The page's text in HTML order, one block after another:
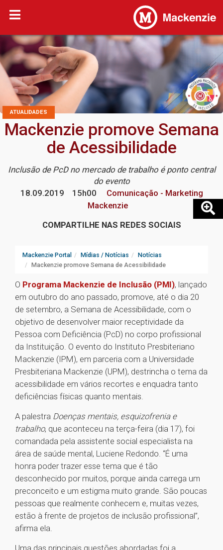
ATUALIDADES
Mackenzie promove Semana
de Acessibilidade
Inclusão de PcD no mercado de trabalho é ponto central
do evento
18.09.2019
15h00
Comunicação - Marketing
Mackenzie
COMPARTILHE NAS REDES SOCIAIS
Mackenzie Portal Mídias / Notícias
Notícias
Mackenzie promove Semana de Acessibilidade
O Programa Mackenzie de Inclusão (PMI), lançado
em outubro do ano passado, promove, até o dia 20
de setembro, a Semana de Acessibilidade, com o
objetivo de desenvolver maior receptividade da
Pessoa com Deficiência (PcD) no corpo profissional
da Instituição. O evento do Instituto Presbiteriano
Mackenzie (IPM), em parceria com a Universidade
Presbiteriana Mackenzie (UPM), destrincha o tema da
acessibilidade em vários recortes e enquadra tanto
deficiências físicas quanto mentais.
A palestra Doenças mentais, esquizofrenia e
trabalho, que aconteceu na terça-feira (dia 17), foi
comandada pela assistente social especialista na
área de saúde mental, Luciene Redondo. “É uma
honra poder trazer esse tema que é tão
desconhecido por muitos, porque ainda carrega um
preconceito e um estigma muito grande. São poucas
pessoas que realmente conhecem e, muitas vezes,
estão à frente de projetos de inclusão profissional”,
afirma ela.